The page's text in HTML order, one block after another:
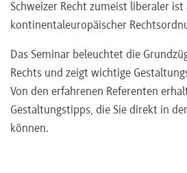
Schweizer Recht zumeist liberaler ist
kontinentaleuropäischer
Das Seminar beleuchtet die
Rechts und zeigt wichtige
Von den erfahrenen Referenten
Gestaltungstipps, die Sie direkt in
können.